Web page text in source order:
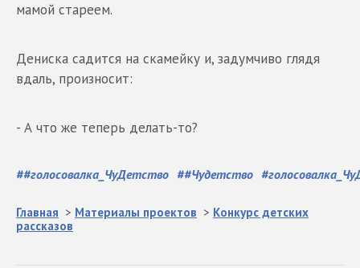
мамой стареем.
Дениска садится на скамейку и, задумчиво глядя
вдаль, произносит:
- А что же теперь делать-то?
##голосовалка_ЧуДетство ##Чудетство #
Главная > Материалы проектов > Конкурс детских
рассказов